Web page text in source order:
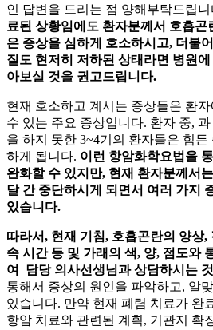
인 답변을 드리는 점 양해부탁드립니
료된 상황임에도 환자분께서 호흡곤
은 증상을 심하게 호소하시고, 더불
질도 현저히 저하된 상태라면 병원
아보실 것을 권고드립니다.
현재 호소하고 계시는 증상들은 환
수 있는 주요 증상입니다. 환자 중, 과
을 하지 못한 3~4기의 환자들은 힘
하게 됩니다. 이런 항암화학요법을
완화할 수 있지만, 현재 환자분께서
달 간 중단하시게 되면서 여러 가지
있습니다.
따라서, 현재 기침, 호흡곤란의 양상,
속 시간 등 및 가래의 색, 양, 점도와
여 담당 의사선생님과 상담하시는
통해서 증상의 원인을 파악하고, 알
있습니다. 만약 현재 폐렴 치료가 완
항암 치료와 관련된 계획, 기관지 확